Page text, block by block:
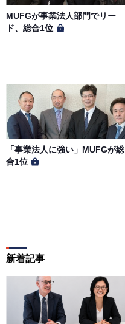
MUFGが事業法人部門でリー
ド、総合1位
「事業法人に強い」MUFGが総
合1位
新着記事